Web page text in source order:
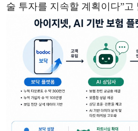
술 투자를 지속할 계획이다”고